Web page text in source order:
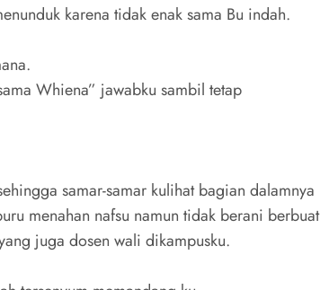
karena tidak enak sama Bu indah.
Whiena” jawabku sambil tetap
samar-samar kulihat bagian dalamnya
menahan nafsu namun tidak berani berbuat
juga dosen wali dikampusku.